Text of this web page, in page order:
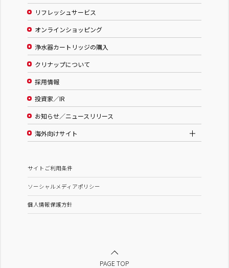
リフレッシュサービス
オンラインショッピング
浄水器カートリッジの購入
クリナップについて
採用情報
投資家／IR
お知らせ／ニュースリリース
海外向けサイト
サイトご利用条件
ソーシャルメディアポリシー
個人情報保護方針
PAGE TOP